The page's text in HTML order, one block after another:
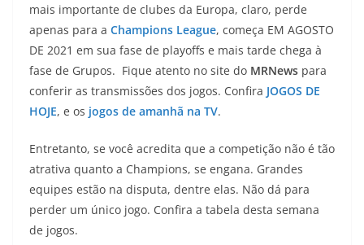
mais importante de clubes da Europa, claro, perde
apenas para a Champions League, começa EM AGOSTO
DE 2021 em sua fase de playoffs e mais tarde chega à
fase de Grupos. Fique atento no site do MRNews para
conferir as transmissões dos jogos. Confira JOGOS DE
HOJE, e os jogos de amanhã na TV.
Entretanto, se você acredita que a competição não é tão
atrativa quanto a Champions, se engana. Grandes
equipes estão na disputa, dentre elas. Não dá para
perder um único jogo. Confira a tabela desta semana
de jogos.